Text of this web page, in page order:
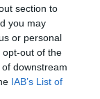
section to
you may
or personal
opt-out of the
downstream
IAB’s List of
metais,